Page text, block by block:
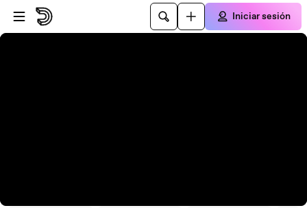
Saltar al reproductor
Saltar al contenido principal
Iniciar sesión